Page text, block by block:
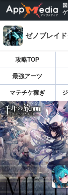
ゼノブレイ
攻略TOP
最強アーツ
マテチケ稼ぎ